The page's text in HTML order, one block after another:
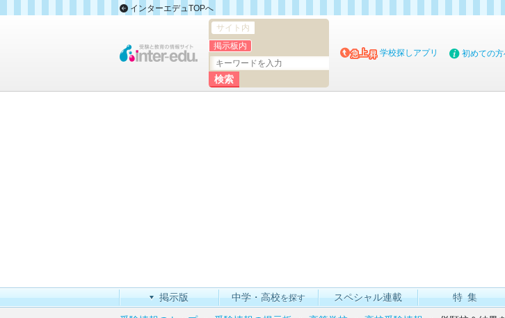
インターエデュTOPへ
サイト内
掲示板内
学校探しアプリ 初めての
掲示版 中学・高校を探す スペシャル連載 特集